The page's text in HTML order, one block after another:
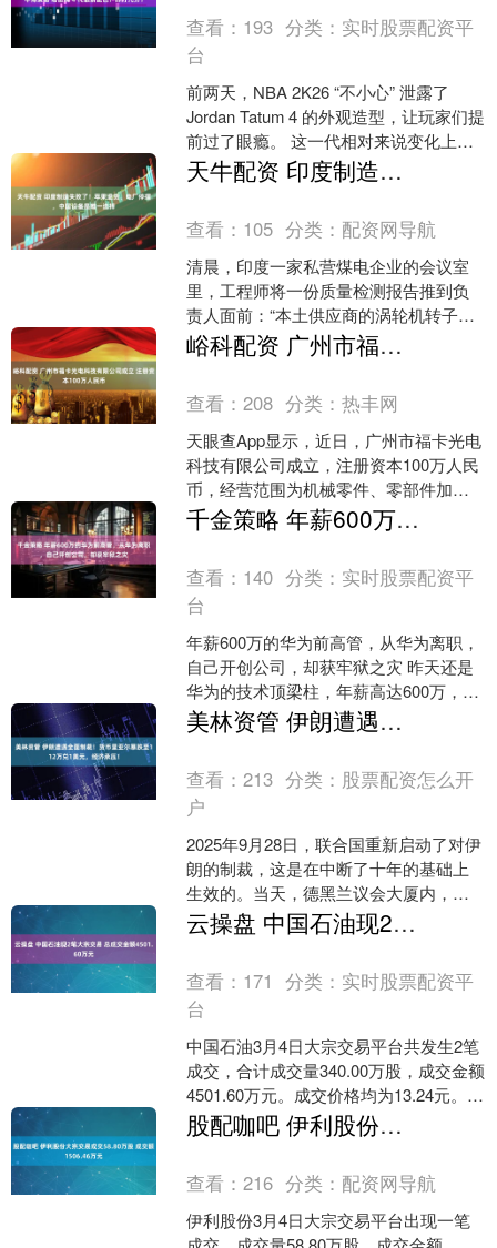
查看： 193 分类： 实时股票配资平
台
前两天，NBA 2K26 “不小心” 泄露了
Jordan Tatum 4 的外观造型，让玩家们提
前过了眼瘾。 这一代相对来说变化上比
较保守，类似 2 代和 3.... 天牛配资 印度制造失败了！苹果退货、电厂停摆，中国设备是唯一选择
查看： 105 分类： 配资网导航
清晨，印度一家私营煤电企业的会议室
里，工程师将一份质量检测报告推到负
责人面前：“本土供应商的涡轮机转子又
检出裂纹，项目已延误两年。 ” 负责人沉
默片刻，抓起电话....
峪科配资 广州市福卡光电科技有限公司成立 注册资本100万人民币
查看：208 分类：热丰网
天眼查App显示，近日，广州市福卡光电
科技有限公司成立，注册资本100万人民
币，经营范围为机械零件、零部件加工;
汽车零部件研发;汽车零部件及配件制造;
汽车装饰用....
千金策略 年薪600万的华为前高管，从华为离职，自己开创公司，却获牢狱之灾
查看： 140 分类： 实时股票配资平
台
年薪600万的华为前高管，从华为离职，
自己开创公司，却获牢狱之灾 昨天还是
华为的技术顶梁柱，年薪高达600万，朋
友圈里人人羡慕； 如今却成了新闻头条
里的“内鬼”....
美林资管 伊朗遭遇全面制裁！货币里亚尔暴跌至112万兑1美元，经济承压！
查看：213 分类： 股票配资怎么开
户
2025年9月28日，联合国重新启动了对伊
朗的制裁，这是在中断了十年的基础上
生效的。当天，德黑兰议会大厦内，议
长卡利巴夫的声音震耳欲聋：“任何敌对
行动都会得到严....
云操盘 中国石油现2笔大宗交易 总成交金额4501.60万元
查看： 171 分类： 实时股票配资平
台
中国石油3月4日大宗交易平台共发生2笔
成交，合计成交量340.00万股，成交金额
4501.60万元。成交价格均为13.24元。
进一步统计，近3个月内该股累计发....
股配咖吧 伊利股份大宗交易成交58.80万股 成交额1506.46万元
查看：216 分类： 配资网导航
伊利股份3月4日大宗交易平台出现一笔